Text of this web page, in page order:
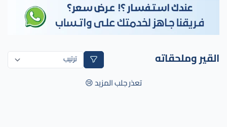
القير وملحقاته
تعذر جلب المزيد 😢